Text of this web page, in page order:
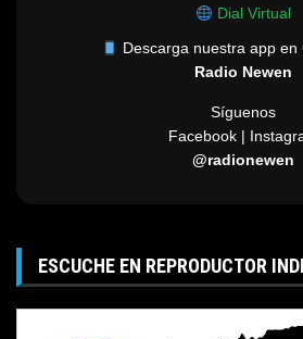
Dial Virtual
Descarga nuestra app en
Radio Newen
Síguenos
Facebook |
@radionewen
ESCUCHE EN REPRODUCTOR